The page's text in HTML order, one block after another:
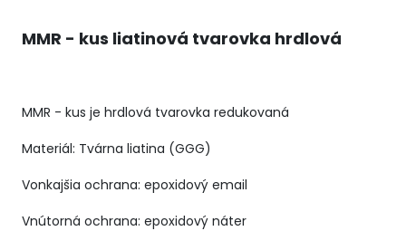
MMR - kus liatinová tvarovka hrdlová
MMR - kus je hrdlová tvarovka redukovaná
Materiál: Tvárna liatina (GGG)
Vonkajšia ochrana: epoxidový email
Vnútorná ochrana: epoxidový náter